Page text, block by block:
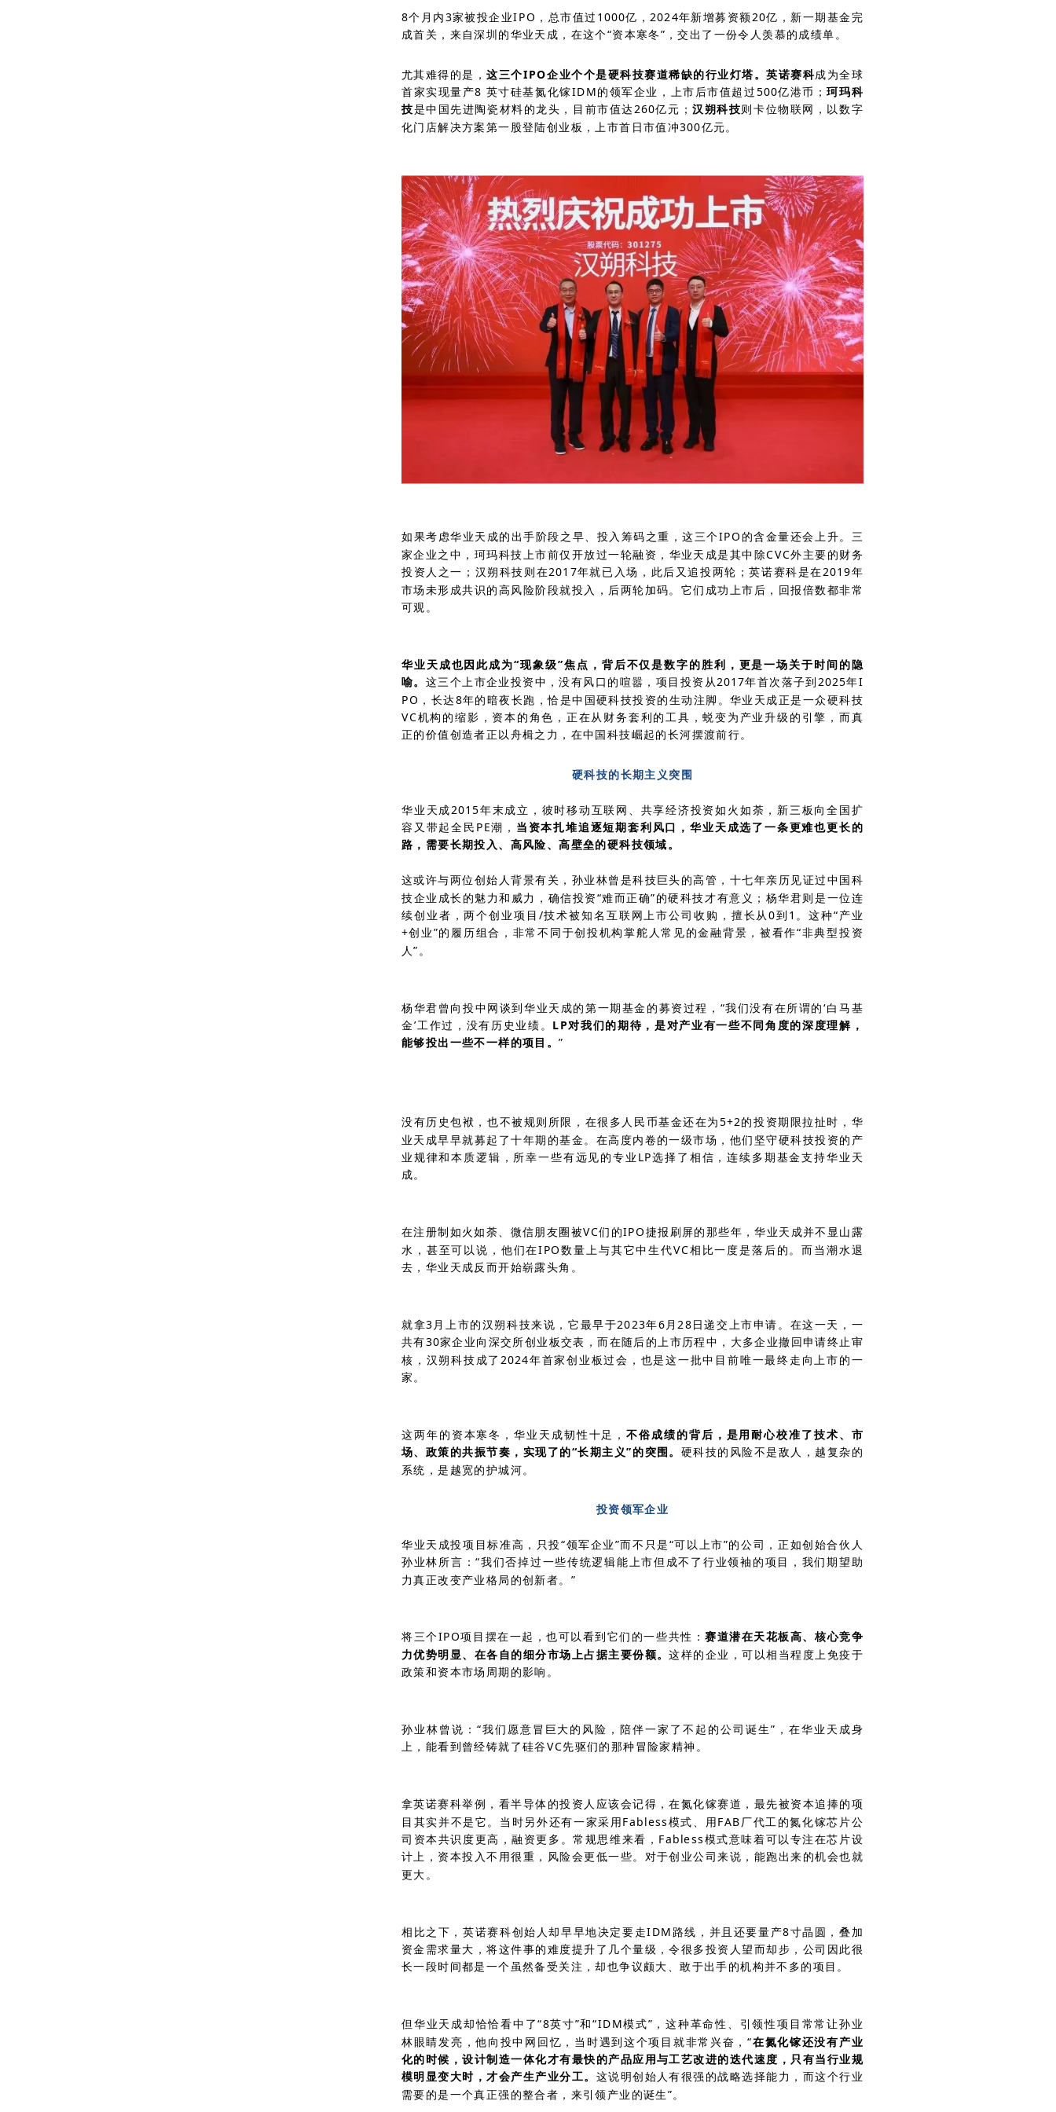
8个月内3家被投企业IPO，总市值过1000亿，2024年新增募资额20亿，新一期基金完
成首关，来自深圳的华业天成，在这个“资本寒冬”，交出了一份令人羡慕的成绩单。
尤其难得的是，这三个IPO企业个个是硬科技赛道稀缺的行业灯塔。英诺赛科成为全球
首家实现量产8 英寸硅基氮化镓IDM的领军企业，上市后市值超过500亿港币；珂玛科
技是中国先进陶瓷材料的龙头，目前市值达260亿元； 汉朔科技则卡位物联网，以数字
化门店解决方案第一股登陆创业板，上市首日市值冲300亿元。
如果考虑华业天成的出手阶段之早、投入筹码之重，这三个IPO的含金量还会上升。三
家企业之中，珂玛科技上市前仅开放过一轮融资，华业天成是其中除CVC外主要的财务
投资人之一；汉朔科技则在2017年就已入场，此后又追投两轮；英诺赛科是在2019年
市场未形成共识的高风险阶段就投入，后两轮加码。它们成功上市后，回报倍数都非常
可观。
华业天成也因此成为“现象级”焦点，背后不仅是数字的胜利，更是一场关于时间的隐
喻。 这三个上市企业投资中，没有风口的喧嚣，项目投资从2017年首次落子到2025年I
PO，长达8年的暗夜长跑，恰是中国硬科技投资的生动注脚。华业天成正是一众硬科技
VC机构的缩影，资本的角色，正在从财务套利的工具，蜕变为产业升级的引擎，而真
正的价值创造者正以舟楫之力，在中国科技崛起的长河摆渡前行。
硬科技的长期主义突围
华业天成2015年末成立，彼时移动互联网、共享经济投资如火如荼，新三板向全国扩
容又带起全民PE潮， 当资本扎堆追逐短期套利风口，华业天成选了一条更难也更长的
路，需要长期投入、高风险、高壁垒的硬科技领域。
这或许与两位创始人背景有关，孙业林曾是科技巨头的高管，十七年亲历见证过中国科
技企业成长的魅力和威力，确信投资“难而正确”的硬科技才有意义；杨华君则是一位连
续创业者，两个创业项目/技术被知名互联网上市公司收购，擅长从0到1。这种“产业
+创业”的履历组合，非常不同于创投机构掌舵人常见的金融背景，被看作“非典型投资
人”。
杨华君曾向投中网谈到华业天成的第一期基金的募资过程，“我们没有在所谓的‘白马基
金’工作过，没有历史业绩。 LP对我们的期待，是对产业有一些不同角度的深度理解，
能够投出一些不一样的项目。”
没有历史包袱，也不被规则所限，在很多人民币基金还在为5+2的投资期限拉扯时，华
业天成早早就募起了十年期的基金。在高度内卷的一级市场，他们坚守硬科技投资的产
业规律和本质逻辑，所幸一些有远见的专业LP选择了相信，连续多期基金支持华业天
成。
在注册制如火如荼、微信朋友圈被VC们的IPO捷报刷屏的那些年，华业天成并不显山露
水，甚至可以说，他们在IPO数量上与其它中生代VC相比一度是落后的。而当潮水退
去，华业天成反而开始崭露头角。
就拿3月上市的汉朔科技来说，它最早于2023年6月28日递交上市申请。在这一天，一
共有30家企业向深交所创业板交表，而在随后的上市历程中，大多企业撤回申请终止审
核，汉朔科技成了2024年首家创业板过会，也是这一批中目前唯一最终走向上市的一
家。
这两年的资本寒冬，华业天成韧性十足，不俗成绩的背后，是用耐心校准了技术、市
场、政策的共振节奏，实现了的“长期主义”的突围。 硬科技的风险不是敌人，越复杂的
系统，是越宽的护城河。
投资领军企业
华业天成投项目标准高，只投“领军企业”而不只是“可以上市”的公司，正如创始合伙人
孙业林所言：“我们否掉过一些传统逻辑能上市但成不了行业领袖的项目，我们期望助
力真正改变产业格局的创新者。”
将三个IPO项目摆在一起，也可以看到它们的一些共性：赛道潜在天花板高、核心竞争
力优势明显、在各自的细分市场上占据主要份额。这样的企业，可以相当程度上免疫于
政策和资本市场周期的影响。
孙业林曾说：“我们愿意冒巨大的风险，陪伴一家了不起的公司诞生”，在华业天成身
上，能看到曾经铸就了硅谷VC先驱们的那种冒险家精神。
拿英诺赛科举例，看半导体的投资人应该会记得，在氮化镓赛道，最先被资本追捧的项
目其实并不是它。当时另外还有一家采用Fabless模式、用FAB厂代工的氮化镓芯片公
司资本共识度更高，融资更多。常规思维来看，Fabless模式意味着可以专注在芯片设
计上，资本投入不用很重，风险会更低一些。对于创业公司来说，能跑出来的机会也就
更大。
相比之下，英诺赛科创始人却早早地决定要走IDM路线，并且还要量产8寸晶圆，叠加
资金需求量大，将这件事的难度提升了几个量级，令很多投资人望而却步，公司因此很
长一段时间都是一个虽然备受关注，却也争议颇大、敢于出手的机构并不多的项目。
但华业天成却恰恰看中了“8英寸”和“IDM模式”，这种革命性、引领性项目常常让孙业
林眼睛发亮，他向投中网回忆，当时遇到这个项目就非常兴奋，“在氮化镓还没有产业
化的时候，设计制造一体化才有最快的产品应用与工艺改进的迭代速度，只有当行业规
模明显变大时，才会产生产业分工。 这说明创始人有很强的战略选择能力，而这个行业
需要的是一个真正强的整合者，来引领产业的诞生”。